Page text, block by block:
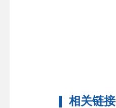
相关链接